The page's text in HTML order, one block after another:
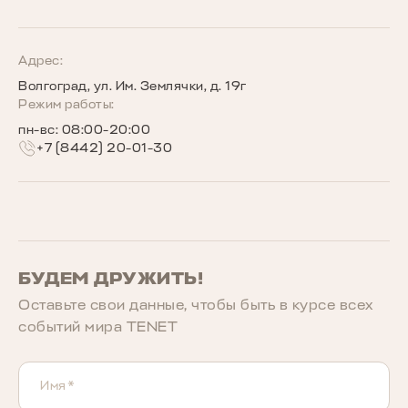
Программы страхования
Запись на сервис
Сообщество владельцев TENET
Беговое сообщество TENET
БУДЕМ ДРУЖИТЬ!
Оставьте свои данные, чтобы быть в курcе всех
событий мира TENET
Имя*
Адрес:
Волгоград, ул. Им. Землячки, д. 19г
Режим работы:
пн-вс: 08:00-20:00
+7 (8442) 20-01-30